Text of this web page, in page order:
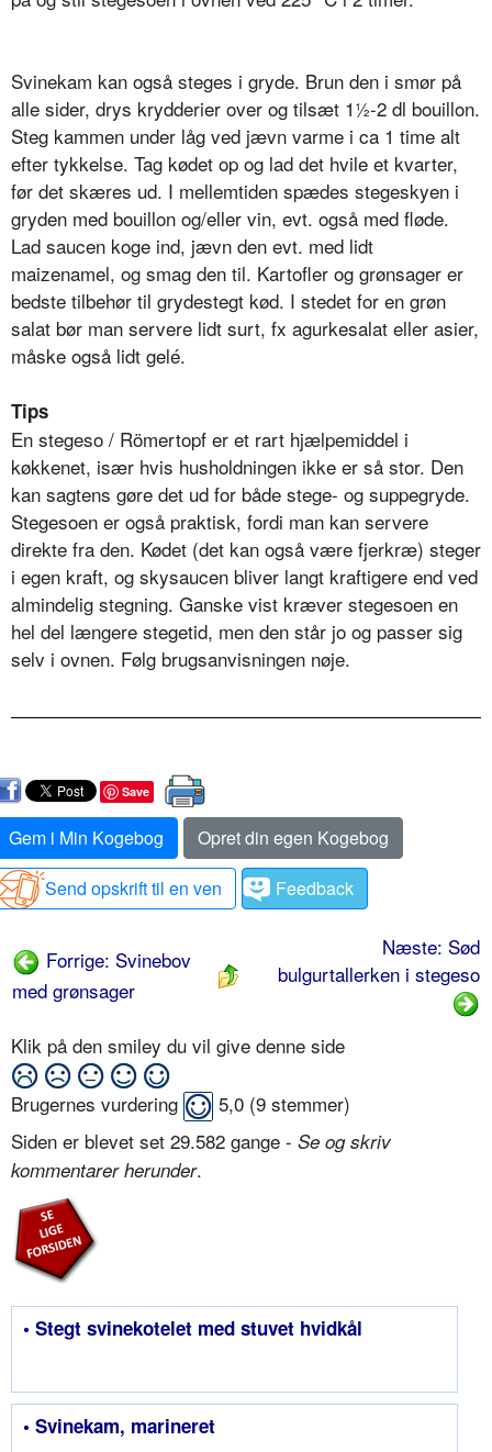
Svinekam kan også steges i gryde. Brun den i smør på
alle sider, drys krydderier over og tilsæt 1½-2 dl bouillon.
Steg kammen under låg ved jævn varme i ca 1 time alt
efter tykkelse. Tag kødet op og lad det hvile et kvarter,
før det skæres ud. I mellemtiden spædes stegeskyen i
gryden med bouillon og/eller vin, evt. også med fløde.
Lad saucen koge ind, jævn den evt. med lidt
maizenamel, og smag den til. Kartofler og grønsager er
bedste tilbehør til grydestegt kød. I stedet for en grøn
salat bør man servere lidt surt, fx agurkesalat eller asier,
måske også lidt gelé.
Tips
En stegeso / Römertopf er et rart hjælpemiddel i
køkkenet, især hvis husholdningen ikke er så stor. Den
kan sagtens gøre det ud for både stege- og suppegryde.
Stegesoen er også praktisk, fordi man kan servere
direkte fra den. Kødet (det kan også være fjerkræ) steger
i egen kraft, og skysaucen bliver langt kraftigere end ved
almindelig stegning. Ganske vist kræver stegesoen en
hel del længere stegetid, men den står jo og passer sig
selv i ovnen. Følg brugsanvisningen nøje.
Save
Gem i Min Kogebog
Opret din egen Kogebog
Send opskrift til en ven
Feedback
Forrige: Svinebov
med grønsager
Næste: Sød
bulgurtallerken i stegeso
Klik på den smiley du vil give denne side
Brugernes vurdering 5,0 (9 stemmer)
Siden er blevet set 29.582 gange - Se og skriv
kommentarer herunder.
• Stegt svinekotelet med stuvet hvidkål
• Svinekam, marineret